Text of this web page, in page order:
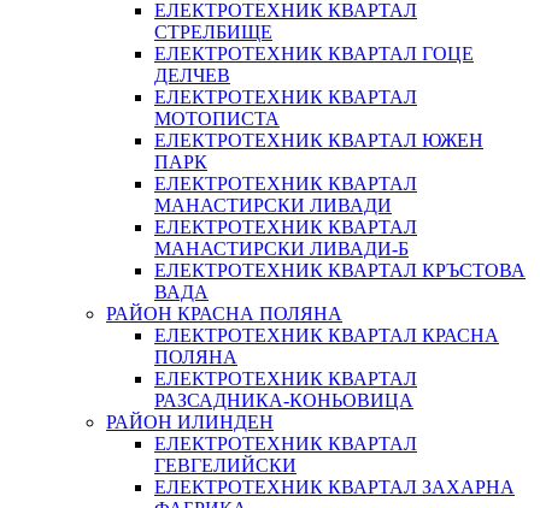
ЕЛЕКТРОТЕХНИК КВАРТАЛ
СТРЕЛБИЩЕ
ЕЛЕКТРОТЕХНИК КВАРТАЛ ГОЦЕ
ДЕЛЧЕВ
ЕЛЕКТРОТЕХНИК КВАРТАЛ
МОТОПИСТА
ЕЛЕКТРОТЕХНИК КВАРТАЛ ЮЖЕН
ПАРК
ЕЛЕКТРОТЕХНИК КВАРТАЛ
МАНАСТИРСКИ ЛИВАДИ
ЕЛЕКТРОТЕХНИК КВАРТАЛ
МАНАСТИРСКИ ЛИВАДИ-Б
ЕЛЕКТРОТЕХНИК КВАРТАЛ КРЪСТОВА
ВАДА
РАЙОН КРАСНА ПОЛЯНА
ЕЛЕКТРОТЕХНИК КВАРТАЛ КРАСНА
ПОЛЯНА
ЕЛЕКТРОТЕХНИК КВАРТАЛ
РАЗСАДНИКА-КОНЬОВИЦА
РАЙОН ИЛИНДЕН
ЕЛЕКТРОТЕХНИК КВАРТАЛ
ГЕВГЕЛИЙСКИ
ЕЛЕКТРОТЕХНИК КВАРТАЛ ЗАХАРНА